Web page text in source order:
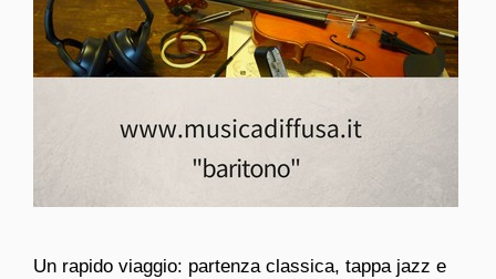
Un rapido viaggio: partenza classica, tappa jazz e